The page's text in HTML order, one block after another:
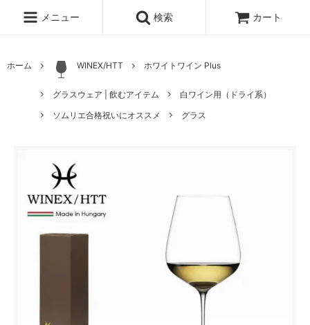
メニュー 検索 カート
ホーム WINEX/HTT ホワイトワイン Plus
グラスウェア | 飲むアイテム
白ワイン用（ドライ系）
ソムリエ合格祝いにオススメ
グラス